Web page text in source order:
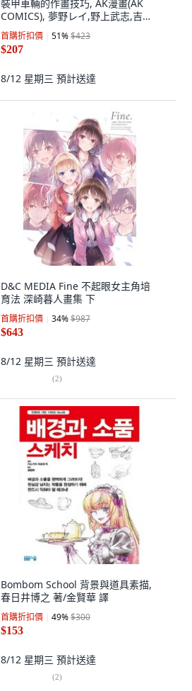
裝甲車輛的作畫技巧, AK漫畫(AK
COMICS), 夢野レイ,野上武志,吉原
昌宏,橫山AKIRA,明石犬呂,榎新者,
西岡知三
首購折扣價 51%$423
$207
8/12 星期三 預計送達
D&C MEDIA Fine 不起眼女主角培
育法 深崎暮人畫集 下
首購折扣價 34%$987
$643
8/12 星期三 預計送達
(2)
Bombom School 背景與道具素描,
春日井博之 著/金賢華 譯
首購折扣價 49%$300
$153
8/12 星期三 預計送達
(2)